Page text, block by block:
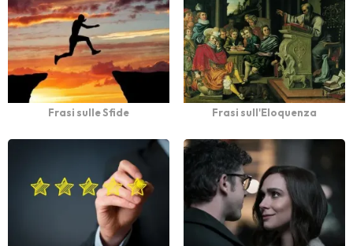
Frasi sulle Sfide Frasi sull'Eloquenza